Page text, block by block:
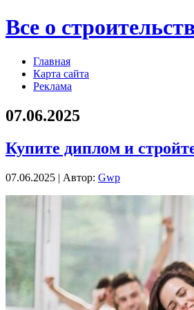
Все о
Главная
Карта сайта
Реклама
07.06.2025
Купите диплом и
07.06.2025 | Автор: Gwp